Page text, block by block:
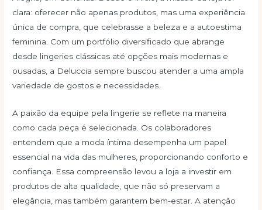
clara: oferecer não apenas produtos, mas uma experiência
única de compra, que celebrasse a beleza e a autoestima
feminina. Com um portfólio diversificado que abrange
desde lingeries clássicas até opções mais modernas e
ousadas, a Deluccia sempre buscou atender a uma ampla
variedade de gostos e necessidades.
A paixão da equipe pela lingerie se reflete na maneira
como cada peça é selecionada. Os colaboradores
entendem que a moda íntima desempenha um papel
essencial na vida das mulheres, proporcionando conforto e
confiança. Essa compreensão levou a loja a investir em
produtos de alta qualidade, que não só preservam a
elegância, mas também garantem bem-estar. A atenção